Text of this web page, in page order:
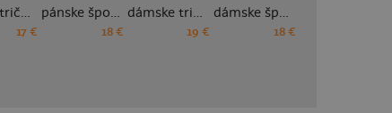
detské tričko
17 €
pánske športové tričko
18 €
dámske tričko prémium
19 €
dámske športové tričko
18 €